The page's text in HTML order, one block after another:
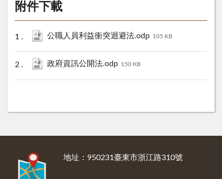
附件下載
公職人員利益衝突迴避法.odp 105 KB
政府資訊公開法.odp 150 KB
地址：950231臺東市浙江路310號